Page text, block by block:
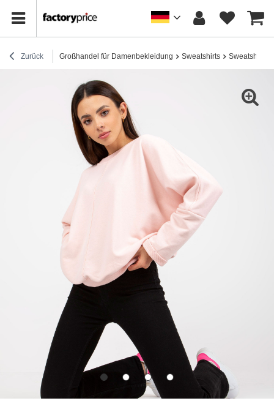
Zurück Großhandel für Damenbekleidung Sweatshirts Sweatshirts